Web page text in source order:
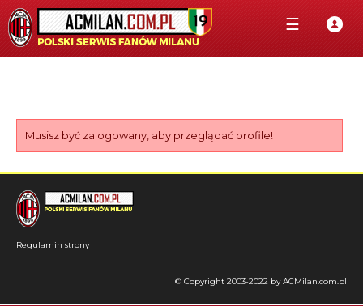
☰
Musisz być zalogowany, aby przeglądać profile!
Regulamin strony
© Copyright 2003-2022 by ACMilan.com.pl